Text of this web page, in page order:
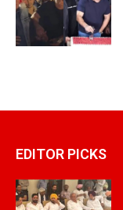
EDITOR PICKS